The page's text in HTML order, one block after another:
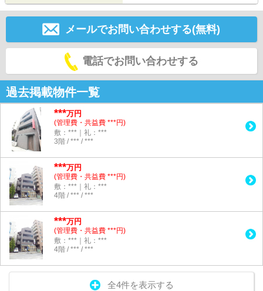
メールでお問い合わせする(無料)
電話でお問い合わせする
過去掲載物件一覧
***万円
(管理費・共益費 ***円)
敷：***｜礼：***
3階 / *** / ***
***万円
(管理費・共益費 ***円)
敷：***｜礼：***
4階 / *** / ***
***万円
(管理費・共益費 ***円)
敷：***｜礼：***
4階 / *** / ***
全4件を表示する